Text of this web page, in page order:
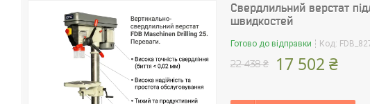
Свердлильний верстат
швидкостей
Готово до відправки Код:
22 438 ₴ 17 502 ₴